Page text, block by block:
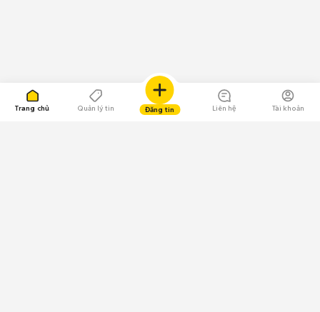
Trang chủ Quản lý tin Đăng tin Liên hệ Tài khoản